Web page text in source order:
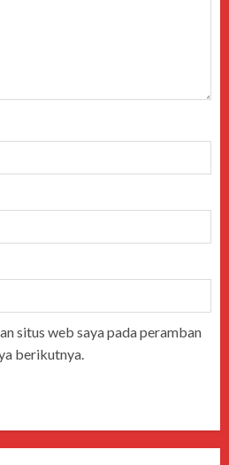
situs web saya pada peramban
berikutnya.